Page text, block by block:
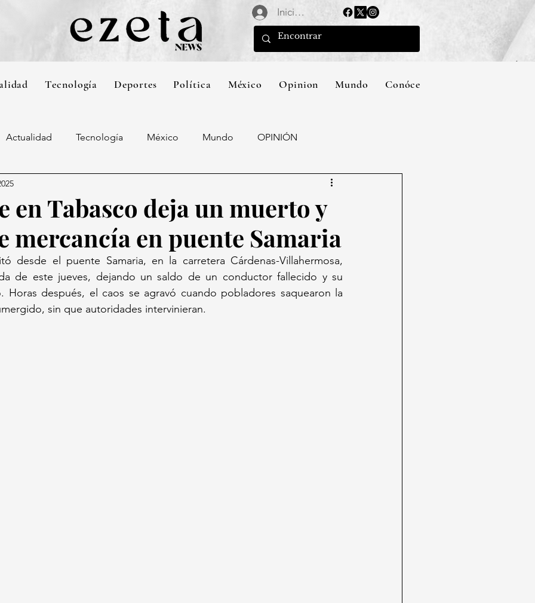
Iniciar sesión
Tecnología Deportes Política México Opinion Mundo Conócenos
Actualidad Tecnología México Mundo OPINIÓN
en Tabasco deja un muerto y
mercancía en puente Samaria
desde el puente Samaria, en la carretera Cárdenas-Villahermosa,
de este jueves, dejando un saldo de un conductor fallecido y su
Horas después, el caos se agravó cuando pobladores saquearon la
sin que autoridades intervinieran.